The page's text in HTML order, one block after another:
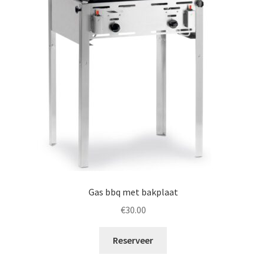
Gas bbq met bakplaat
€30.00
Reserveer